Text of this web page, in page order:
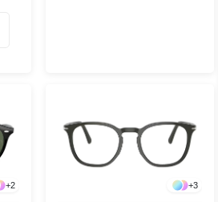
+2 +3